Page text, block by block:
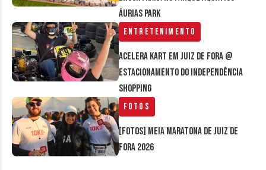
Áurias Park
Entretenimento
Acelera Kart em Juiz de Fora @
estacionamento do Independência
Shopping
Fotos
[FOTOS] Meia Maratona de Juiz de
Fora 2026